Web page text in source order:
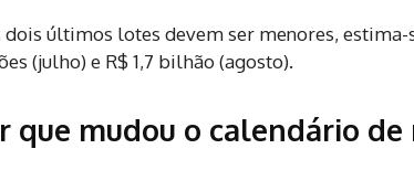
dois últimos lotes devem ser menores,
(julho) e R$ 1,7 bilhão (agosto).
que mudou o calendário de